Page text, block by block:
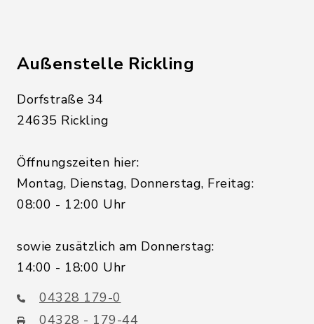
Außenstelle Rickling
Dorfstraße 34
24635 Rickling
Öffnungszeiten hier:
Montag, Dienstag, Donnerstag, Freitag:
08:00 - 12:00 Uhr
sowie zusätzlich am Donnerstag:
14:00 - 18:00 Uhr
04328 179-0
04328 - 179-44